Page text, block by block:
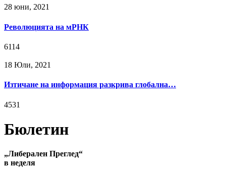
28 юни, 2021
Революцията на мРНК
6114
18 Юли, 2021
Изтичане на информация разкрива глобална…
4531
Бюлетин
„Либерален Преглед“
в неделя